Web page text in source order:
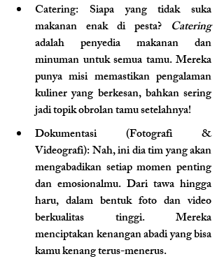
Catering: Siapa yang tidak suka
makanan enak di pesta? Catering
adalah penyedia makanan dan
minuman untuk semua tamu. Mereka
punya misi memastikan pengalaman
kuliner yang berkesan, bahkan sering
jadi topik obrolan tamu setelahnya!
Dokumentasi (Fotografi &
Videografi): Nah, ini dia tim yang akan
mengabadikan setiap momen penting
dan emosionalmu. Dari tawa hingga
haru, dalam bentuk foto dan video
berkualitas tinggi. Mereka
menciptakan kenangan abadi yang bisa
kamu kenang terus-menerus.